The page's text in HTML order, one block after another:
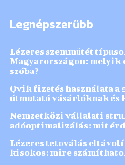
Legnépszerűbb
Lézeres szemműtét
Magyarországon:
szóba?
Qvik fizetés használata a
útmutató vásárlóknak és
Nemzetközi vállalati
adóoptimalizálás: mit
Lézeres tetoválás
kisokos: mire